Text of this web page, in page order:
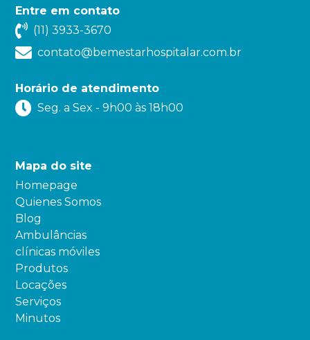
Entre em contato
(11) 3933-3670
contato@bemestarhospitalar.com.br
Horário de atendimento
Seg. a Sex - 9h00 às 18h00
Mapa do site
Homepage
Quienes Somos
Blog
Ambulâncias
clínicas móviles
Produtos
Locações
Serviços
Minutos